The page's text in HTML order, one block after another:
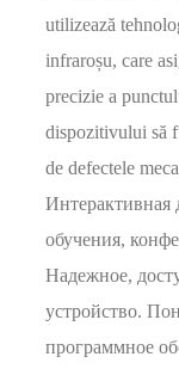
utilizează
infraroșu, care
precizie a
dispozitivului să
de defectele
Интерактивная
обучения,
Надежное,
устройство.
программное